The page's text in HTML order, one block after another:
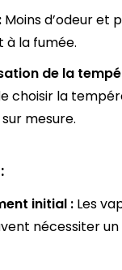
Moins d’odeur et
la fumée.
de la
choisir la
mesure.
initial : Les
nécessiter